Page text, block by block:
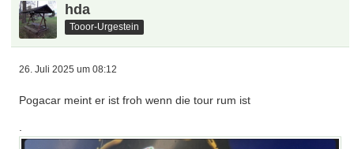
hda
Tooor-Urgestein
26. Juli 2025 um 08:12
Pogacar meint er ist froh wenn die tour rum ist